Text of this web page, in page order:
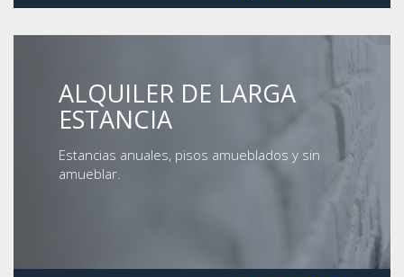
ALQUILER DE LARGA
ESTANCIA
Estancias anuales, pisos amueblados y sin
amueblar.